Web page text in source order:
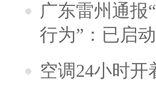
广东雷州通报
行为”：已启
空调24小时